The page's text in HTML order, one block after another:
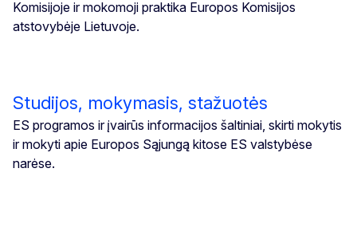
Komisijoje ir mokomoji praktika Europos Komisijos
atstovybėje Lietuvoje.
Studijos, mokymasis, stažuotės
ES programos ir įvairūs informacijos šaltiniai, skirti mokytis
ir mokyti apie Europos Sąjungą kitose ES valstybėse
narėse.